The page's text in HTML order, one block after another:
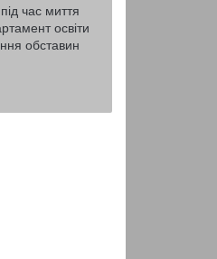
час миття
освіти
обставин